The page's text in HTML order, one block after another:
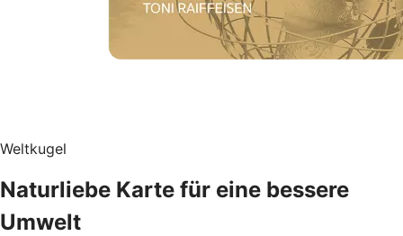
Weltkugel
Naturliebe Karte für eine bessere
Umwelt